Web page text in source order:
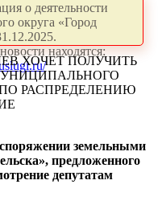
о деятельности
округа «Город
находятся:
ХОЧЕТ ПОЛУЧИТЬ
РАСПРЕДЕЛЕНИЮ
земельными
предложенного
депутатам